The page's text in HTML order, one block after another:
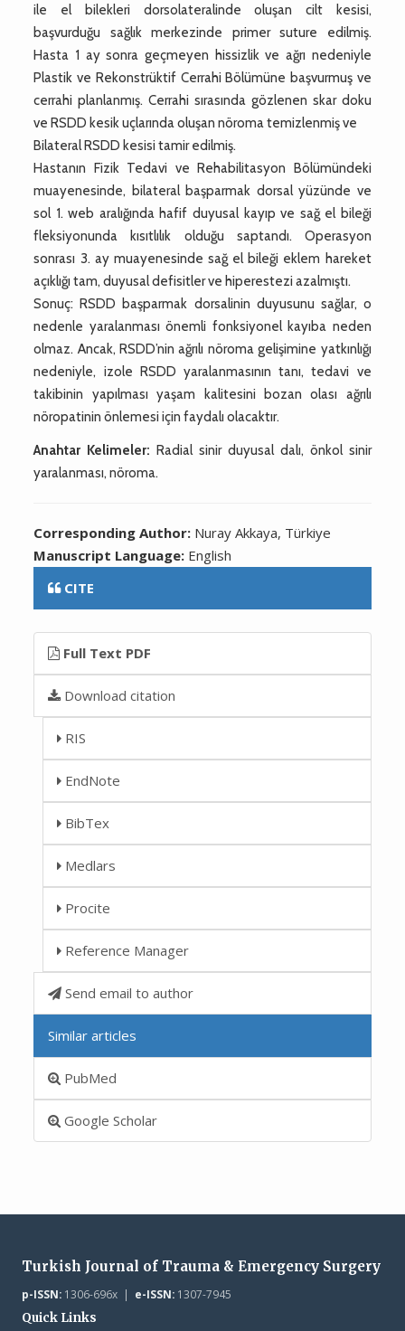
ile el bilekleri dorsolateralinde oluşan cilt kesisi,
başvurduğu sağlık merkezinde primer suture edilmiş.
Hasta 1 ay sonra geçmeyen hissizlik ve ağrı nedeniyle
Plastik ve Rekonstrüktif Cerrahi Bölümüne başvurmuş ve
cerrahi planlanmış. Cerrahi sırasında gözlenen skar doku
ve RSDD kesik uçlarında oluşan nöroma temizlenmiş ve
Bilateral RSDD kesisi tamir edilmiş.
Hastanın Fizik Tedavi ve Rehabilitasyon Bölümündeki
muayenesinde, bilateral başparmak dorsal yüzünde ve
sol 1. web aralığında hafif duyusal kayıp ve sağ el bileği
fleksiyonunda kısıtlılık olduğu saptandı. Operasyon
sonrası 3. ay muayenesinde sağ el bileği eklem hareket
açıklığı tam, duyusal defisitler ve hiperestezi azalmıştı.
Sonuç: RSDD başparmak dorsalinin duyusunu sağlar, o
nedenle yaralanması önemli fonksiyonel kayıba neden
olmaz. Ancak, RSDD’nin ağrılı nöroma gelişimine yatkınlığı
nedeniyle, izole RSDD yaralanmasının tanı, tedavi ve
takibinin yapılması yaşam kalitesini bozan olası ağrılı
nöropatinin önlemesi için faydalı olacaktır.
Anahtar Kelimeler: Radial sinir duyusal dalı, önkol sinir
yaralanması, nöroma.
Corresponding Author: Nuray Akkaya, Türkiye
Manuscript Language: English
CITE
Full Text PDF
Download citation
RIS
EndNote
BibTex
Medlars
Procite
Reference Manager
Send email to author
Similar articles
PubMed
Google Scholar
Turkish Journal of Trauma & Emergency Surgery
p-ISSN:1306-696x | e-ISSN:1307-7945
Quick Links